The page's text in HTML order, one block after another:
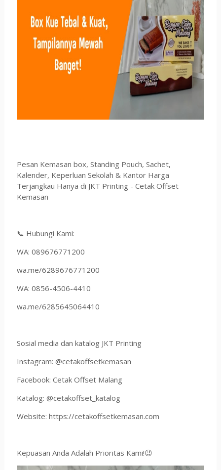
Pesan Kemasan box, Standing Pouch, Sachet,
Kalender, Keperluan Sekolah & Kantor Harga
Terjangkau Hanya di JKT Printing - Cetak Offset
Kemasan
📞 Hubungi Kami:
WA: 089676771200
wa.me/6289676771200
WA: 0856-4506-4410
wa.me/6285645064410
Sosial media dan katalog JKT Printing
Instagram: @cetakoffsetkemasan
Facebook: Cetak Offset Malang
Katalog: @cetakoffset_katalog
Website: https://cetakoffsetkemasan.com
Kepuasan Anda Adalah Prioritas Kami!😉